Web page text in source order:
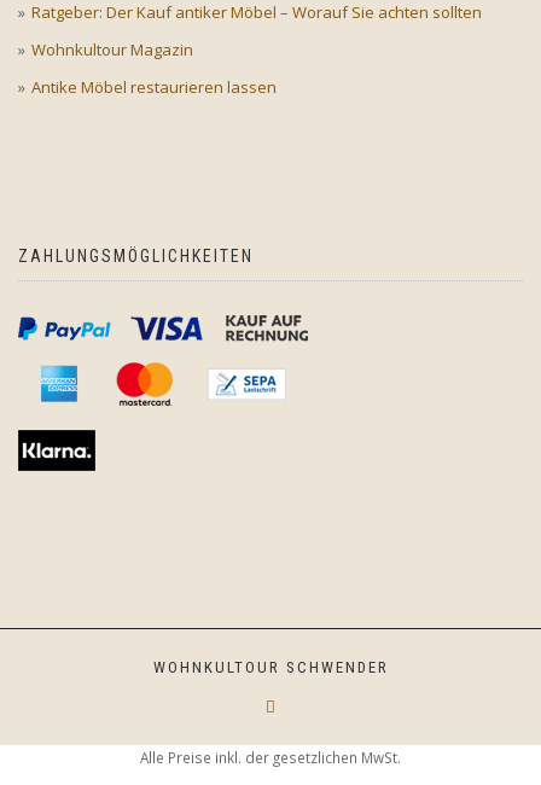
Ratgeber: Der Kauf antiker Möbel – Worauf Sie achten sollten
Wohnkultour Magazin
Antike Möbel restaurieren lassen
ZAHLUNGSMÖGLICHKEITEN
WOHNKULTOUR SCHWENDER
Alle Preise inkl. der gesetzlichen MwSt.